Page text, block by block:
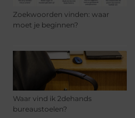
Zoekwoorden vinden: waar
moet je beginnen?
Waar vind ik 2dehands
bureaustoelen?